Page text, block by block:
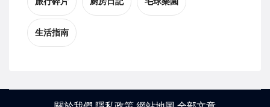
生活指南